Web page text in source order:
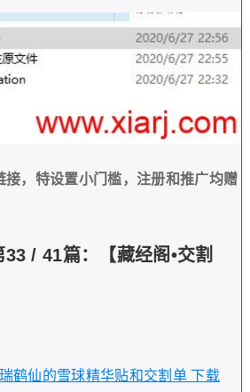
接，特设置小门槛，注册和推广均赠
/ 41篇：【藏经阁•交割
瑞鹤仙的雪球精华贴和交割单 下载